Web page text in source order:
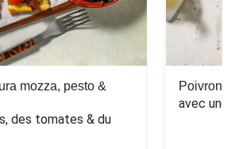
mozza, pesto &
des tomates & du
Poivron
avec une